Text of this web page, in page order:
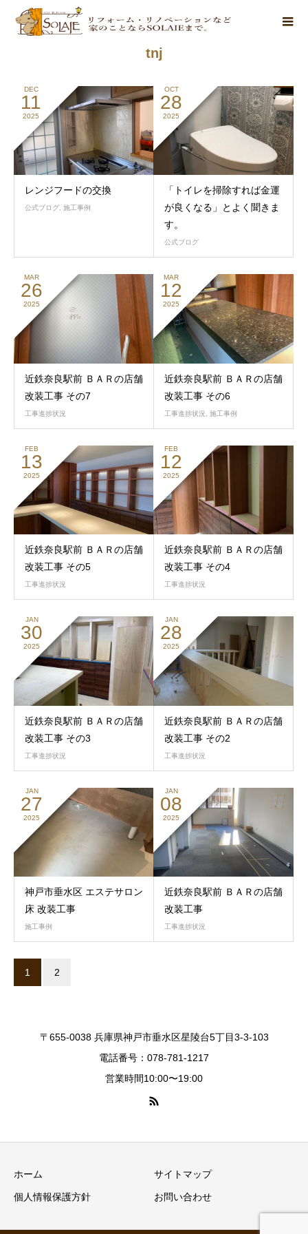
tnj
DEC
11
2025
レンジフードの交換
公式ブログ, 施工事例
OCT
28
2025
「トイレを掃除すれば金運
が良くなる」とよく聞きま
す。
公式ブログ
MAR
26
2025
近鉄奈良駅前 ＢＡＲの店舗
改装工事 その7
工事進捗状況
MAR
12
2025
近鉄奈良駅前 ＢＡＲの店舗
改装工事 その6
工事進捗状況 施工事例
FEB
13
2025
近鉄奈良駅前 ＢＡＲの店舗
改装工事 その5
工事進捗状況
FEB
12
2025
近鉄奈良駅前 ＢＡＲの店舗
改装工事 その4
工事進捗状況
JAN
30
2025
近鉄奈良駅前 ＢＡＲの店舗
改装工事 その3
工事進捗状況
JAN
28
2025
近鉄奈良駅前 ＢＡＲの店舗
改装工事 その2
工事進捗状況
JAN
27
2025
神戸市垂水区 エステサロン
床 改装工事
施工事例
JAN
08
2025
近鉄奈良駅前 ＢＡＲの店舗
改装工事
工事進捗状況
1 2
〒655-0038 兵庫県神戸市垂水区星陵台5丁目3-3-103
電話番号：078-781-1217
営業時間10:00〜19:00
ホーム サイトマップ
個人情報保護方針 お問い合わせ